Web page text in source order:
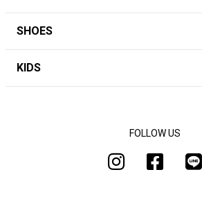
SHOES
KIDS
FOLLOW US